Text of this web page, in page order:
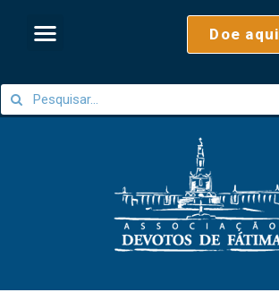
Doe aqui